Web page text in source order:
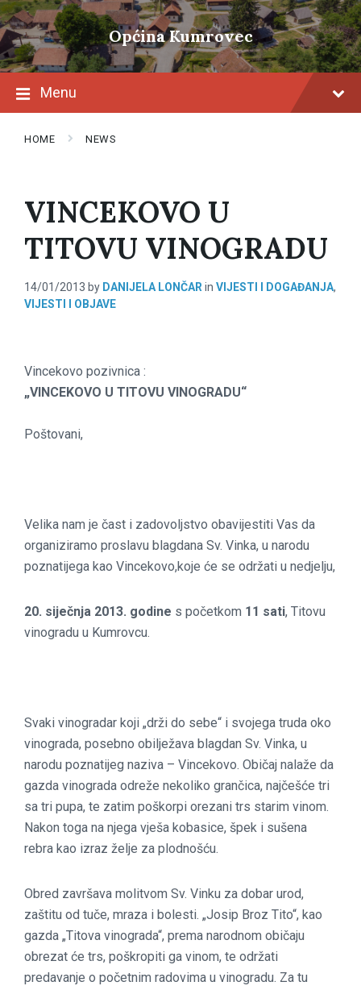
Skip
to
content
Skip
to
main
navigation
Skip
to
footer
Općina Kumrovec
Menu
HOME NEWS
VINCEKOVO U
TITOVU VINOGRADU
14/01/2013 by DANIJELA LONČAR in VIJESTI I DOGAĐANJA,
VIJESTI I OBJAVE
Vincekovo pozivnica :
„VINCEKOVO U TITOVU VINOGRADU“
Poštovani,
Velika nam je čast i zadovoljstvo obavijestiti Vas da
organiziramo proslavu blagdana Sv. Vinka, u narodu
poznatijega kao Vincekovo,koje će se održati u nedjelju,
20. siječnja 2013. godine s početkom 11 sati, Titovu
vinogradu u Kumrovcu.
Svaki vinogradar koji „drži do sebe“ i svojega truda oko
vinograda, posebno obilježava blagdan Sv. Vinka, u
narodu poznatijeg naziva – Vincekovo. Običaj nalaže da
gazda vinograda odreže nekoliko grančica, najčešće tri
sa tri pupa, te zatim poškorpi orezani trs starim vinom.
Nakon toga na njega vješa kobasice, špek i sušena
rebra kao izraz želje za plodnošću.
Obred završava molitvom Sv. Vinku za dobar urod,
zaštitu od tuče, mraza i bolesti. „Josip Broz Tito“, kao
gazda „Titova vinograda“, prema narodnom običaju
obrezat će trs, poškropiti ga vinom, te održati
predavanje o početnim radovima u vinogradu. Za tu